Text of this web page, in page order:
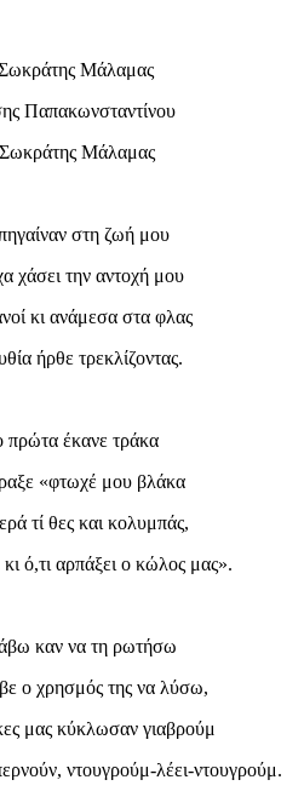
Μάλαμας
Παπακωνσταντίνου
Μάλαμας
στη ζωή μου
χάσει την αντοχή μου
κι ανάμεσα στα φλας
ήρθε τρεκλίζοντας.
πρώτα έκανε τράκα
«φτωχέ μου βλάκα
τί θες και κολυμπάς,
ό,τι αρπάξει ο κώλος μας».
καν να τη ρωτήσω
ο χρησμός της να λύσω,
μας κύκλωσαν γιαβρούμ
ντουγρούμ-λέει-ντουγρούμ.